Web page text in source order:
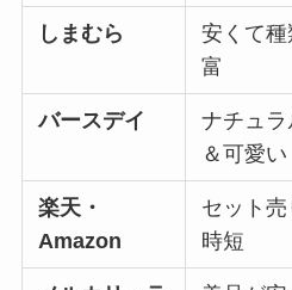
しまむら
安くて種
富
バースデイ
ナチュ
＆可愛い
楽天・
Amazon
セット売
時短